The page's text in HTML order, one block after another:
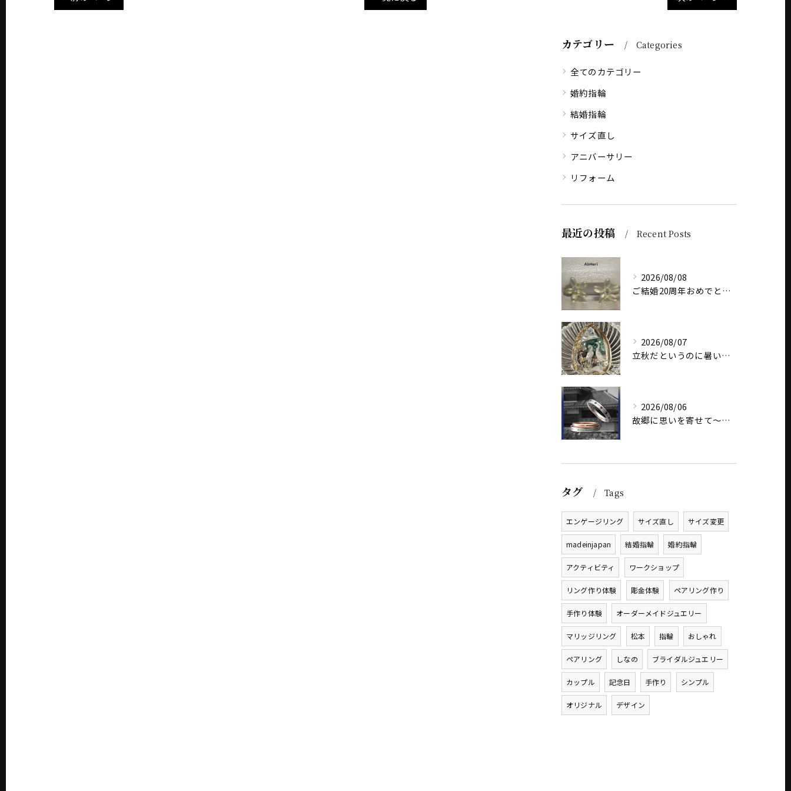
カテゴリー Categories
全てのカテゴリー
婚約指輪
結婚指輪
サイズ直し
アニバーサリー
リフォーム
最近の投稿 Recent Posts
2026/08/08
ご結婚20周年おめでとうございます
2026/08/07
立秋だというのに暑いですね
2026/08/06
故郷に思いを寄せて～オリジナルブランド【Shinano(しな...
タグ Tags
エンゲージリング サイズ直し サイズ変更
madeinjapan 結婚指輪 婚約指輪
アクティビティ ワークショップ
リング作り体験 彫金体験 ペアリング作り
手作り体験 オーダーメイドジュエリー
マリッジリング 松本 指輪 おしゃれ
ペアリング しなの ブライダルジュエリー
カップル 記念日 手作り シンプル
オリジナル デザイン